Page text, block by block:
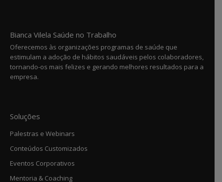
Bianca Vilela Saúde no Trabalho
Oferecemos às organizações programas de saúde que
estimulam a adoção de hábitos saudáveis pelos colaboradores,
tornando-os mais felizes e gerando melhores resultados para a
empresa.
Soluções
Palestras e Webinars
Conteúdos Customizados
Eventos Corporativos
Mentoria & Coaching